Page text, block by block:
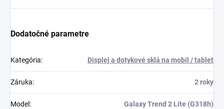
Dodatočné parametre
Kategória: Displej a dotykové sklá na mobil / tablet
Záruka: 2 roky
Model : Galaxy Trend 2 Lite (G318h)